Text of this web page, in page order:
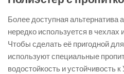
Более доступная альтернатива
нередко используется в
Чтобы сделать её пригодной
используют специальные
водостойкость и устойчивость